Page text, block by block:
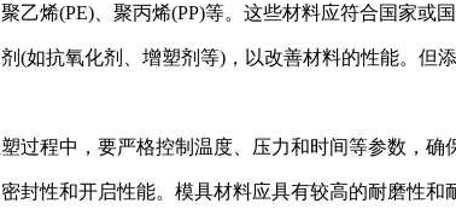
烯(PE)、聚丙烯(PP)等。这些材料应符合国家或
(如抗氧化剂、增塑剂等)，以改善材料的性能。但
过程中，要严格控制温度、压力和时间等参数，确
封性和开启性能。模具材料应具有较高的耐磨性和